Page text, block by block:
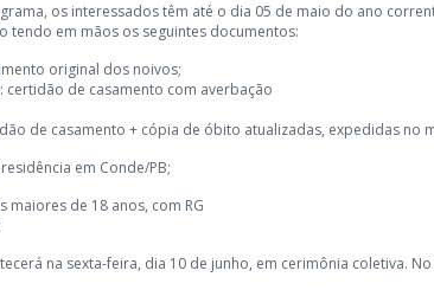
os interessados têm até o dia 05 de maio do ano
tendo em mãos os seguintes documentos:
original dos noivos;
certidão de casamento com averbação
de casamento + cópia de óbito atualizadas, expedidas
em Conde/PB;
maiores de 18 anos, com RG
na sexta-feira, dia 10 de junho, em cerimônia coletiva.